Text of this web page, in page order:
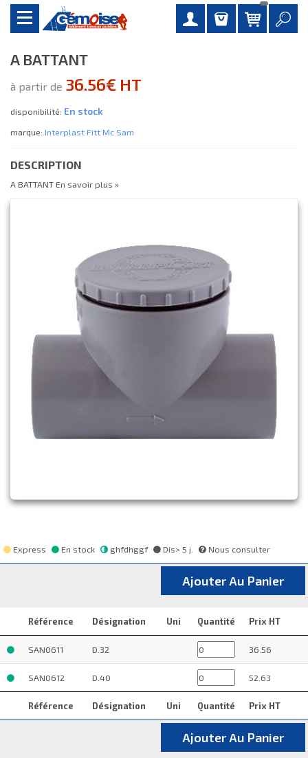
A BATTANT
à partir de 36.56€ HT
disponibilité: En stock
marque: Interplast Fitt Mc Sam
DESCRIPTION
A BATTANTEn savoir plus »
Express En stock ghfdhggf Dis> 5 j. Nous consulter
Ajouter Au Panier
Référence Désignation Uni Quantité Prix HT
Référence Désignation Uni Quantité Prix HT
SAN0611 D.32 36.56
SAN0612 D.40 52.63
Ajouter Au Panier